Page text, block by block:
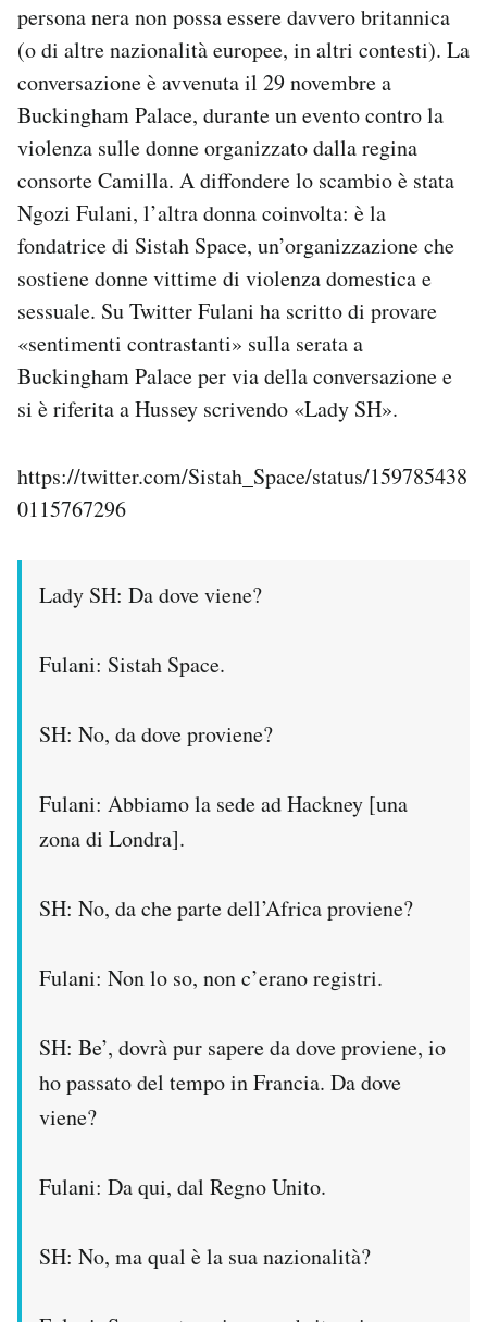
persona nera non possa essere davvero britannica
(o di altre nazionalità europee, in altri contesti). La
conversazione è avvenuta il 29 novembre a
Buckingham Palace, durante un evento contro la
violenza sulle donne organizzato dalla regina
consorte Camilla. A diffondere lo scambio è stata
Ngozi Fulani, l’altra donna coinvolta: è la
fondatrice di Sistah Space, un’organizzazione che
sostiene donne vittime di violenza domestica e
sessuale. Su Twitter Fulani ha scritto di provare
«sentimenti contrastanti» sulla serata a
Buckingham Palace per via della conversazione e
si è riferita a Hussey scrivendo «Lady SH».
https://twitter.com/Sistah_Space/status/159785438
0115767296
Lady SH: Da dove viene?
Fulani: Sistah Space.
SH: No, da dove proviene?
Fulani: Abbiamo la sede ad Hackney [una
zona di Londra].
SH: No, da che parte dell’Africa proviene?
Fulani: Non lo so, non c’erano registri.
SH: Be’, dovrà pur sapere da dove proviene, io
ho passato del tempo in Francia. Da dove
viene?
Fulani: Da qui, dal Regno Unito.
SH: No, ma qual è la sua nazionalità?